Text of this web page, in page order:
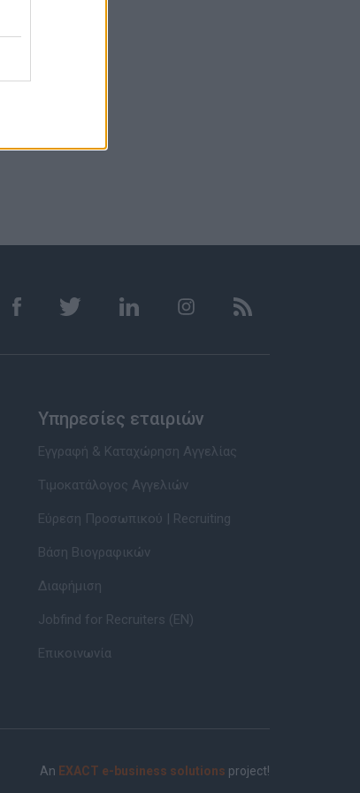
Υπηρεσίες εταιριών
Εγγραφή & Καταχώρηση Αγγελίας
Τιμοκατάλογος Αγγελιών
Εύρεση Προσωπικού | Recruiting
Βάση Βιογραφικών
Διαφήμιση
Jobfind for Recruiters (EN)
Επικοινωνία
An EXACT e-business solutions project!